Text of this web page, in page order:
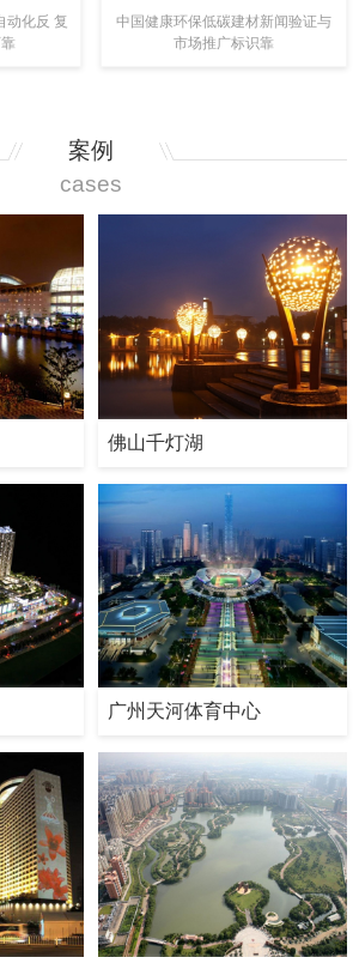
动化反 复
中国健康环保低碳建材新闻验证与
市场推广标识靠
案例
cases
佛山千灯湖
广州天河体育中心